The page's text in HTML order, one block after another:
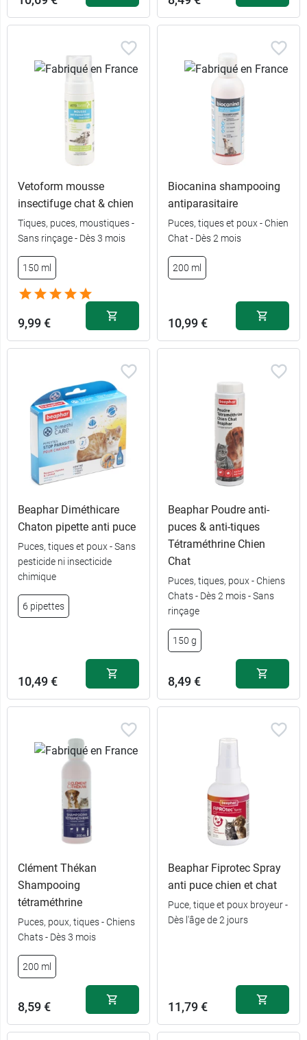
Vetoform mousse
insectifuge chat & chien
Tiques, puces, moustiques -
Sans rinçage - Dès 3 mois
150 ml
9,99 €
Biocanina shampooing
antiparasitaire
Puces, tiques et poux - Chien
Chat - Dès 2 mois
200 ml
10,99 €
Beaphar Diméthicare
Chaton pipette anti puce
Puces, tiques et poux - Sans
pesticide ni insecticide
chimique
6 pipettes
10,49 €
Beaphar Poudre anti-
puces & anti-tiques
Tétraméthrine Chien
Chat
Puces, tiques, poux - Chiens
Chats - Dès 2 mois - Sans
rinçage
150 g
8,49 €
Clément Thékan
Shampooing
tétraméthrine
Puces, poux, tiques - Chiens
Chats - Dès 3 mois
200 ml
8,59 €
Beaphar Fiprotec Spray
anti puce chien et chat
Puce, tique et poux broyeur -
Dès l'âge de 2 jours
11,79 €